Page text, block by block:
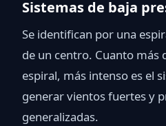
Sistemas de baja
Se identifican por una
de un centro. Cuanto más
espiral, más intenso es el
generar vientos fuertes y
generalizadas.